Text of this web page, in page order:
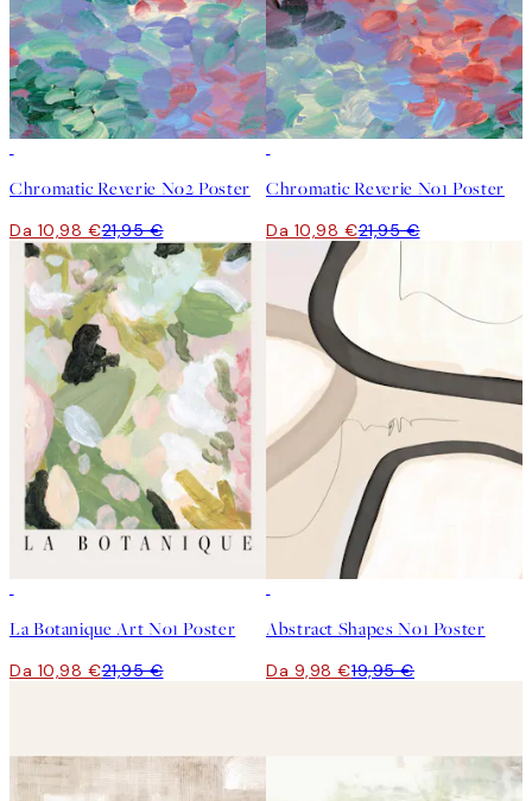
Chromatic Reverie No2 Poster
Da 10,98 €21,95 €
Chromatic Reverie No1 Poster
Da 10,98 €21,95 €
La Botanique Art No1 Poster
Da 10,98 €21,95 €
Abstract Shapes No1 Poster
Da 9,98 €19,95 €